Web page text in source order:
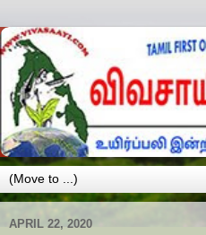
APRIL 22, 2020